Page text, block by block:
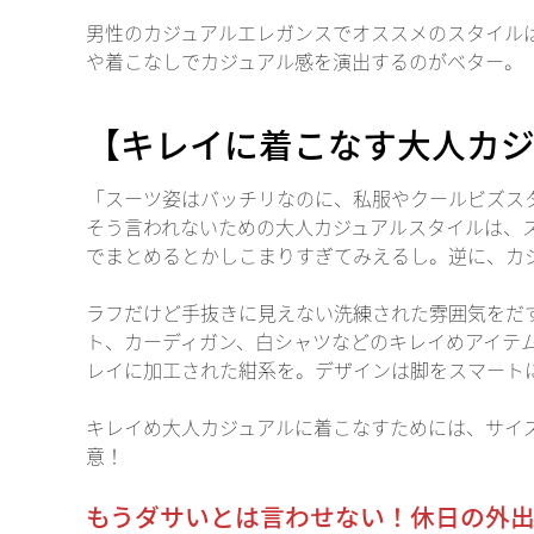
男性のカジュアルエレガンスでオススメのスタイ
や着こなしでカジュアル感を演出するのがベター。
【キレイに着こなす大人カ
「スーツ姿はバッチリなのに、私服やクールビズ
そう言われないための大人カジュアルスタイルは
でまとめるとかしこまりすぎてみえるし。逆に、
ラフだけど手抜きに見えない洗練された雰囲気を
ト、カーディガン、白シャツなどのキレイめアイ
レイに加工された紺系を。デザインは脚をスマー
キレイめ大人カジュアルに着こなすためには、サ
意！
もうダサいとは言わせない！休日の外